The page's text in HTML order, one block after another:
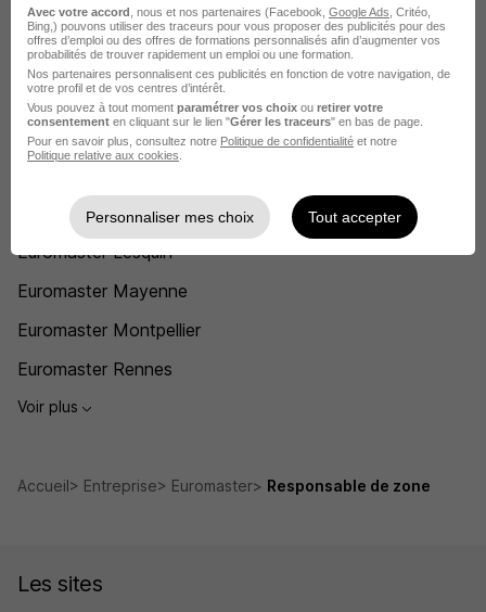
Voir plus
Voir toutes les offres par métier chez Euromaster
L'emploi chez Euromaster par Ville
Euromaster Illzach
Euromaster Lesquin
Euromaster Mayenne
Euromaster Montpellier
Euromaster Rennes
Voir plus
Accueil Entreprise Euromaster Responsable de zone
Les sites
Avec votre accord , nous et nos partenaires (Facebook, Google Ads , Critéo,
Bing,) pouvons utiliser des traceurs pour vous proposer des publicités pour des
offres d’emploi ou des offres de formations personnalisés afin d’augmenter vos
probabilités de trouver rapidement un emploi ou une formation.
Nos partenaires personnalisent ces publicités en fonction de votre navigation, de
votre profil et de vos centres d’intérêt.
Vous pouvez à tout moment paramétrer vos choix ou retirer votre
consentement en cliquant sur le lien "Gérer les traceurs" en bas de page.
Pour en savoir plus, consultez notre Politique de confidentialité et notre
Politique relative aux cookies
Personnaliser mes choix Tout accepter